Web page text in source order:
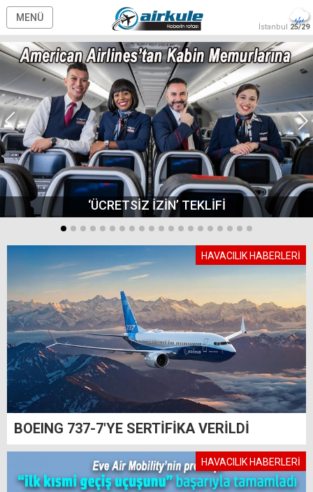
MENÜ
İstanbul 25/29
‘ÜCRETSİZ İZİN’ TEKLİFİ
HAVACILIK HABERLERİ
BOEING 737-7'YE SERTİFİKA VERİLDİ
HAVACILIK HABERLERİ